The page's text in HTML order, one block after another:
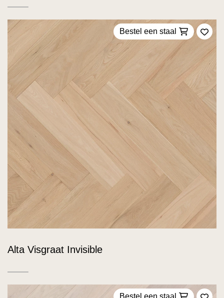
Bestel een staal
Alta Visgraat Invisible